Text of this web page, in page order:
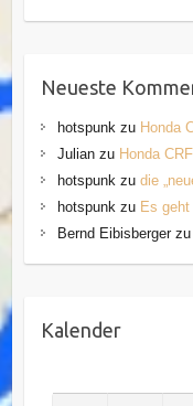
Neueste
hotspunk zu Honda
Julianzu Honda
hotspunk zu die
hotspunk zu Es
Bernd Eibisbergerzu
Kalender